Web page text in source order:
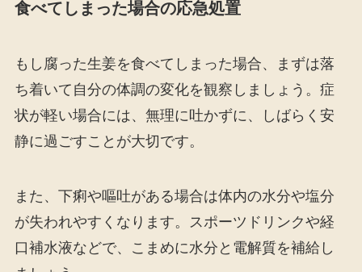
食べてしまった場合の応急処置
もし腐った生姜を食べてしまった場合、まずは落
ち着いて自分の体調の変化を観察しましょう。症
状が軽い場合には、無理に吐かずに、しばらく安
静に過ごすことが大切です。
また、下痢や嘔吐がある場合は体内の水分や塩分
が失われやすくなります。スポーツドリンクや経
口補水液などで、こまめに水分と電解質を補給し